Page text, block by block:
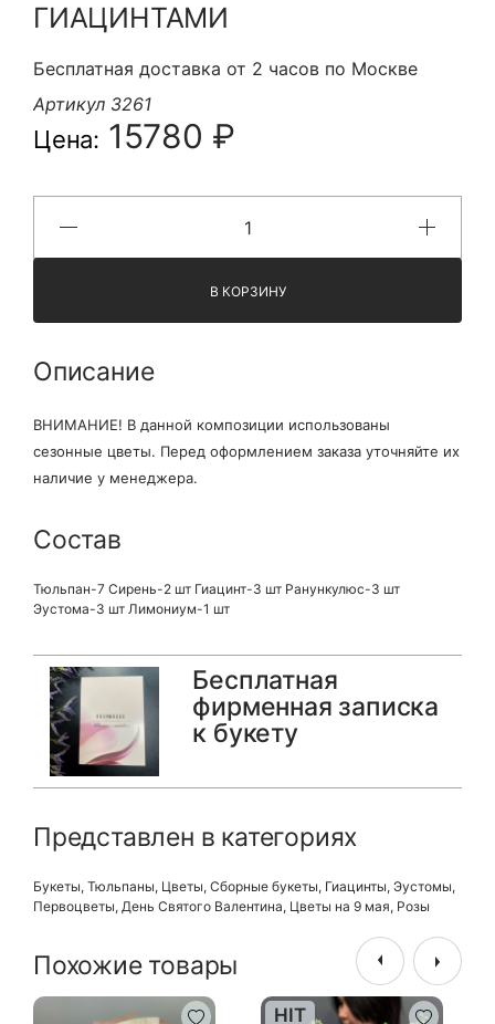
ГИАЦИНТАМИ
Бесплатная доставка от 2 часов по Москве
Артикул 3261
Цена: 15780 ₽
В КОРЗИНУ
Описание
ВНИМАНИЕ! В данной композиции использованы
сезонные цветы. Перед оформлением заказа уточняйте их
наличие у менеджера.
Состав
Тюльпан-7 Сирень-2 шт Гиацинт-3 шт Ранункулюс-3 шт
Эустома-3 шт Лимониум-1 шт
Бесплатная
фирменная записка
к букету
Представлен в категориях
Букеты, Тюльпаны, Цветы, Сборные букеты, Гиацинты, Эустомы,
Первоцветы, День Святого Валентина, Цветы на 9 мая, Розы
Похожие товары
HIT